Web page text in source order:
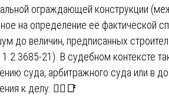
ограждающей конструкции
на определение её фактической
до величин, предписанных
21). В судебном контексте
суда, арбитражного суда или в
к делу. 🧑‍⚖️📑